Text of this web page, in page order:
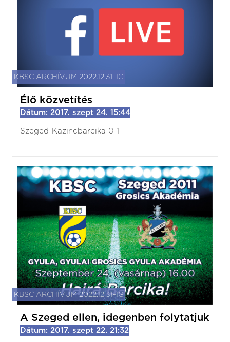
KBSC ARCHÍVUM 2022.12.31-IG
Élő közvetítés
Dátum: 2017. szept 24. 15:44
Szeged-Kazincbarcika 0-1
KBSC ARCHÍVUM 2022.12.31-IG
A Szeged ellen, idegenben folytatjuk
Dátum: 2017. szept 22. 21:32